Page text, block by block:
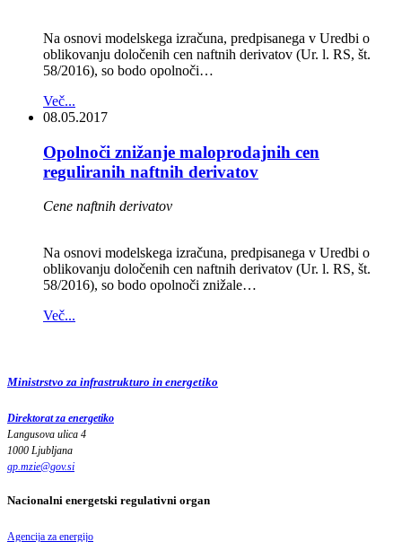
Na osnovi modelskega izračuna, predpisanega v Uredbi o
oblikovanju določenih cen naftnih derivatov (Ur. l. RS, št.
58/2016), so bodo opolnoči…
Več...
08.05.2017
Opolnoči znižanje maloprodajnih cen
reguliranih naftnih derivatov
Cene naftnih derivatov
Na osnovi modelskega izračuna, predpisanega v Uredbi o
oblikovanju določenih cen naftnih derivatov (Ur. l. RS, št.
58/2016), so bodo opolnoči znižale…
Več...
Ministrstvo za infrastrukturo in energetiko
Direktorat za energetiko
Langusova ulica 4
1000 Ljubljana
gp.mzie@gov.si
Nacionalni energetski regulativni organ
Agencija za energijo